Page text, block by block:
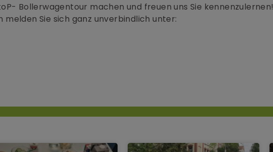
Bollerwagentour machen und freuen uns Sie kennenzulernen!
melden Sie sich ganz unverbindlich unter: